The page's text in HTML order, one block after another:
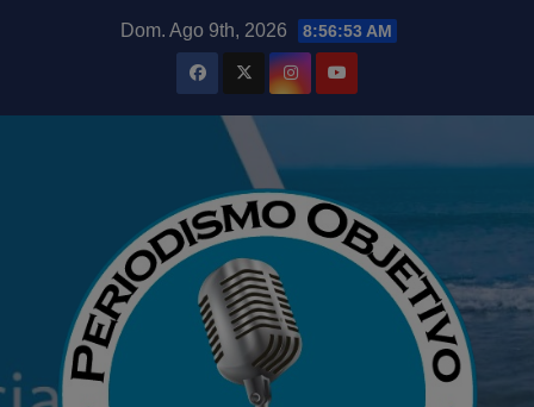
Dom. Ago 9th, 2026 8:56:55 AM
modal-check